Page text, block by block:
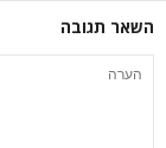
השאר תגובה